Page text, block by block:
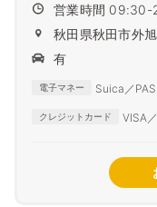
営業時間 09:30-
秋田県秋田市外
有
電子マネー Suica／
クレジットカード VISA